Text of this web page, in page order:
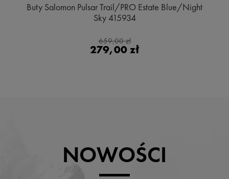
Buty Salomon Pulsar Trail/PRO Estate Blue/Night
Sky 415934
659,00 zł
279,00 zł
NOWOŚCI